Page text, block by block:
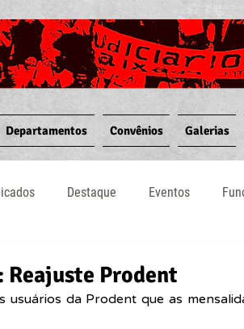
Departamentos Convênios Galerias
Destaque Eventos
Reajuste Prodent
usuários da Prodent que as